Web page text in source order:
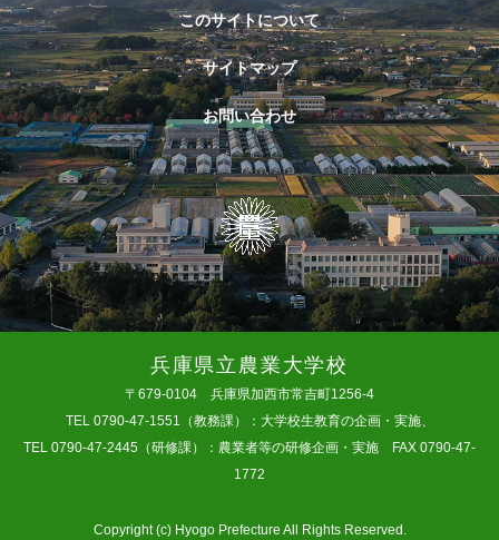
このサイトについて
サイトマップ
お問い合わせ
兵庫県立農業大学校
〒679-0104 兵庫県加西市常吉町1256-4
TEL 0790-47-1551（教務課）：大学校生教育の企画・実施、
TEL 0790-47-2445（研修課）：農業者等の研修企画・実施 FAX 0790-47-
1772
Copyright (c) Hyogo Prefecture All Rights Reserved.